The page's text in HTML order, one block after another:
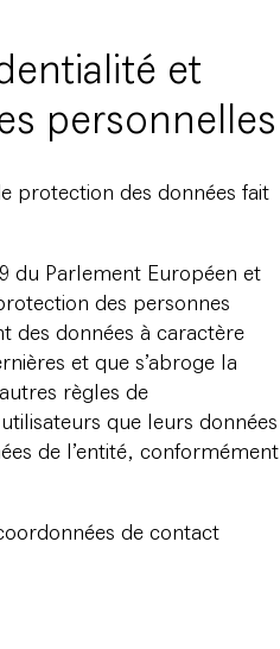
et
personnelles
protection des données fait
du Parlement Européen et
des personnes
des données à caractère
et que s’abroge la
règles de
que leurs données
de l’entité, conformément
de contact